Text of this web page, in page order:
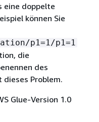
eine doppelte
können Sie
p1=1/p1=1
die
des
Problem.
Glue-Version 1.0